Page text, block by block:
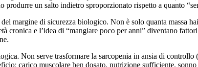
un salto indietro sproporzionato rispetto a quanto
margine di sicurezza biologico. Non è solo quanta massa
cronica e l’idea di “mangiare poco per anni” diventano
Non serve trasformare la sarcopenia in ansia di
carico muscolare ben dosato, nutrizione sufficiente,